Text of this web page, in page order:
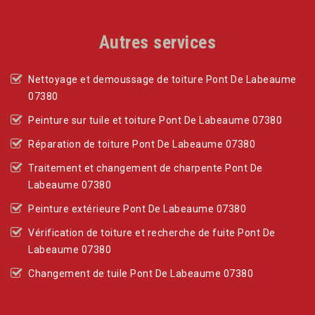
Autres services
Nettoyage et demoussage de toiture Pont De Labeaume
07380
Peinture sur tuile et toiture Pont De Labeaume 07380
Réparation de toiture Pont De Labeaume 07380
Traitement et changement de charpente Pont De
Labeaume 07380
Peinture extérieure Pont De Labeaume 07380
Vérification de toiture et recherche de fuite Pont De
Labeaume 07380
Changement de tuile Pont De Labeaume 07380